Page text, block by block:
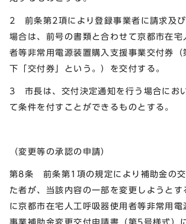
2 前条第2項により登録事業者に請求及び
場合は、前号の書類と合わせて京都市在宅
者等非常用電源装置購入支援事業交付券（
下「交付券」という。）を交付する。
3 市長は、交付決定通知を行う場合にお
て条件を付すことができるものとする。
（変更等の承認の申請）
第8条 前条第1項の規定により補助金の交
た者が、当該内容の一部を変更しようとす
に京都市在宅人工呼吸器使用者等非常用電
事業補助金変更交付申請書（第5号様式）